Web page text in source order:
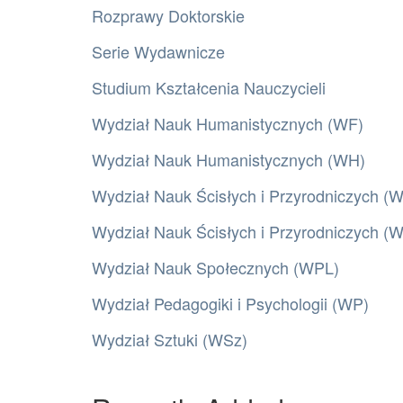
Rozprawy Doktorskie
Serie Wydawnicze
Studium Kształcenia Nauczycieli
Wydział Nauk Humanistycznych (WF)
Wydział Nauk Humanistycznych (WH)
Wydział Nauk Ścisłych i Przyrodniczych
Wydział Nauk Ścisłych i Przyrodniczych
Wydział Nauk Społecznych (WPL)
Wydział Pedagogiki i Psychologii (WP)
Wydział Sztuki (WSz)